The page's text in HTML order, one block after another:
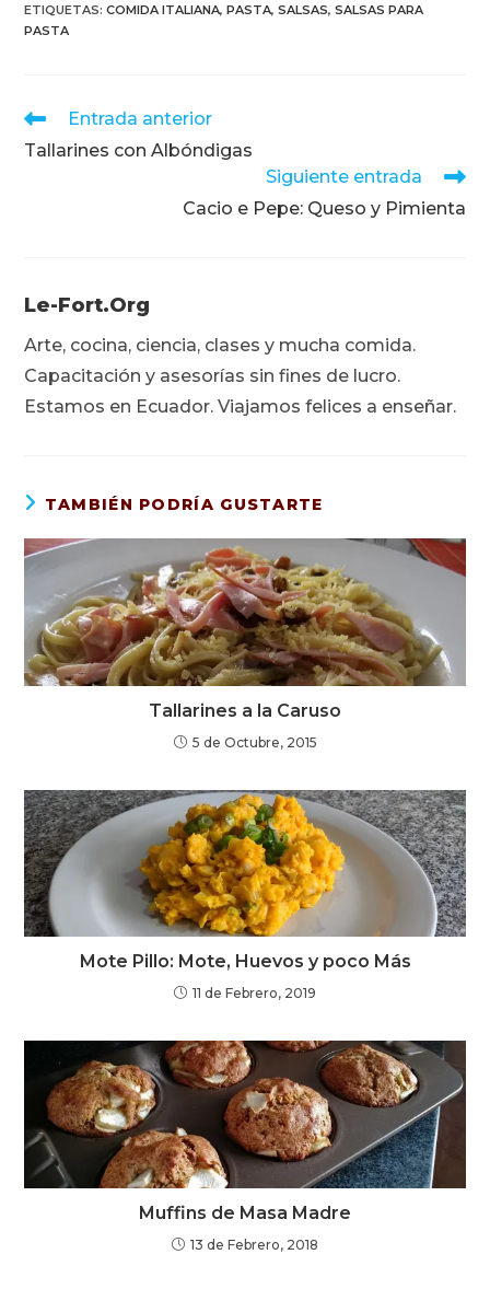
ETIQUETAS:COMIDA ITALIANA, PASTA, SALSAS, SALSAS PARA
PASTA
Leer
artículos
Entrada anterior
Tallarines con Albóndigas
Siguiente entrada
Cacio e Pepe: Queso y Pimienta
Le-Fort.org
Arte, cocina, ciencia, clases y mucha comida.
Capacitación y asesorías sin fines de lucro.
Estamos en Ecuador. Viajamos felices a enseñar.
TAMBIÉN PODRÍA GUSTARTE
Tallarines a la Caruso
5 de Octubre, 2015
Mote Pillo: Mote, Huevos y poco Más
11 de Febrero, 2019
Muffins de Masa Madre
13 de Febrero, 2018